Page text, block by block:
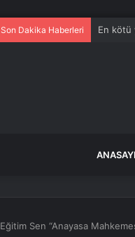
Son Dakika Haberleri En kötü
Eğitim Sen “Anayasa